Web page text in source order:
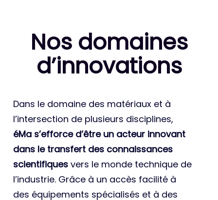
Nos domaines
d’innovations
Dans le domaine des matériaux et à
l’intersection de plusieurs disciplines,
éMa s’efforce d’être un acteur innovant
dans le transfert des connaissances
scientifiques vers le monde technique de
l’industrie. Grâce à un accès facilité à
des équipements spécialisés et à des